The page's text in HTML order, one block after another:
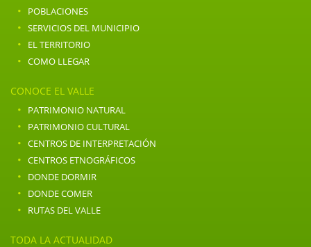
· POBLACIONES
· SERVICIOS DEL MUNICIPIO
· EL TERRITORIO
· COMO LLEGAR
CONOCE EL VALLE
· PATRIMONIO NATURAL
· PATRIMONIO CULTURAL
· CENTROS DE INTERPRETACIÓN
· CENTROS ETNOGRÁFICOS
· DONDE DORMIR
· DONDE COMER
· RUTAS DEL VALLE
TODA LA ACTUALIDAD